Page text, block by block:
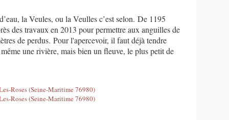
la Veules, ou la Veulles c’est selon. De 1195
des travaux en 2013 pour permettre aux anguilles de
de perdus. Pour l'apercevoir, il faut déjà tendre
une rivière, mais bien un fleuve, le plus petit de